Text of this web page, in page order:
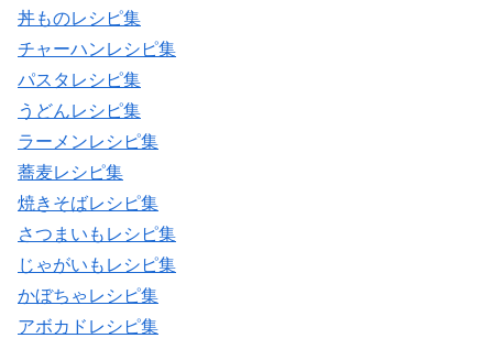
丼ものレシピ集
チャーハンレシピ集
パスタレシピ集
うどんレシピ集
ラーメンレシピ集
蕎麦レシピ集
焼きそばレシピ集
さつまいもレシピ集
じゃがいもレシピ集
かぼちゃレシピ集
アボカドレシピ集